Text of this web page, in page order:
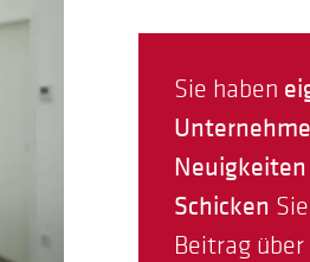
Sie haben
Schicken
Beitrag